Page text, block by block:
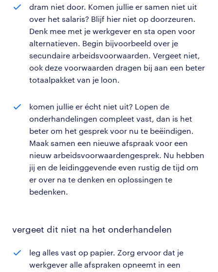
dram niet door. Komen jullie er samen niet uit
over het salaris? Blijf hier niet op doorzeuren.
Denk mee met je werkgever en sta open voor
alternatieven. Begin bijvoorbeeld over je
secundaire arbeidsvoorwaarden. Vergeet niet,
ook deze voorwaarden dragen bij aan een beter
totaalpakket van je loon.
komen jullie er écht niet uit? Lopen de
onderhandelingen compleet vast, dan is het
beter om het gesprek voor nu te beëindigen.
Maak samen een nieuwe afspraak voor een
nieuw arbeidsvoorwaardengesprek. Nu hebben
jij en de leidinggevende even rustig de tijd om
er over na te denken en oplossingen te
bedenken.
vergeet dit niet na het onderhandelen
leg alles vast op papier. Zorg ervoor dat je
werkgever alle afspraken opneemt in een